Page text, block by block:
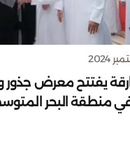
يفتتح معرض جذور
منطقة البحر